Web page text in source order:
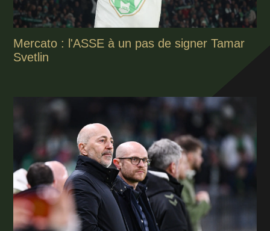
Mercato : l'ASSE à un pas de signer Tamar
Svetlin